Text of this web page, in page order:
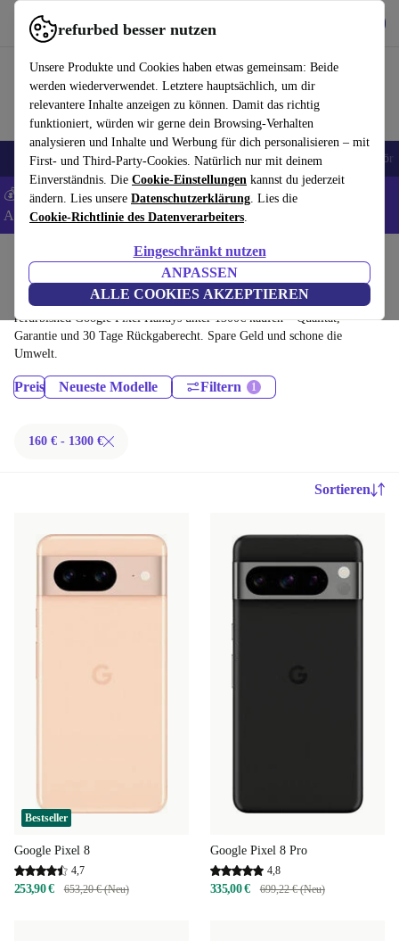
refurbed besser nutzen
Unsere Produkte und Cookies haben etwas gemeinsam: Beide
werden wiederverwendet. Letztere hauptsächlich, um dir
relevantere Inhalte anzeigen zu können. Damit das richtig
funktioniert, würden wir gerne dein Browsing-Verhalten
analysieren und Inhalte und Werbung für dich personalisieren – mit
First- und Third-Party-Cookies. Natürlich nur mit deinem
Einverständnis. Die Cookie-Einstellungen kannst du jederzeit
ändern. Lies unsere Datenschutzerklärung. Lies die
Cookie-Richtlinie des Datenverarbeiters.
Eingeschränkt nutzen
ANPASSEN
ALLE COOKIES AKZEPTIEREN
refurbed schnell und einfach nutzen
🎒 Back to school Handys Laptops Tablets Smartwatches Zubehör
💰 Extra -5% auf Samsung- und Google-Smartphones - Code:
ANDROID5 -AGB
Handys & Smartphones
Google Pixel Handys:
refurbished Google Pixel Handys unter 1300€ kaufen – Qualität,
Garantie und 30 Tage Rückgaberecht. Spare Geld und schone die
Umwelt.
Preis Neueste Modelle Filtern
160 € - 1300 €
Sortieren
Bestseller
Google Pixel 8
4,7
253,90 € 653,20 € (Neu)
Google Pixel 8 Pro
4,8
335,00 € 699,22 € (Neu)